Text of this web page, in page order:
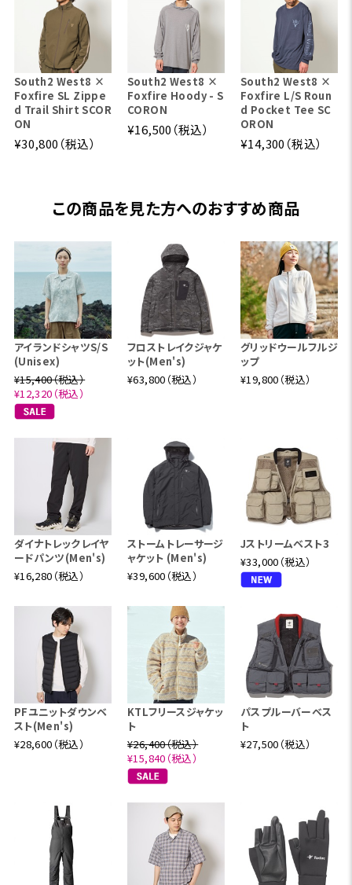
South2 West8 ×
Foxfire SL Zippe
d Trail Shirt SCOR
ON
¥30,800（税込）
South2 West8 ×
Foxfire Hoody - S
CORON
¥16,500（税込）
South2 West8 ×
Foxfire L/S Roun
d Pocket Tee SC
ORON
¥14,300（税込）
この商品を見た方へのおすすめ商品
アイランドシャツS/S
(Unisex)
¥15,400（税込）
¥12,320（税込）
フロストレイクジャケ
ット(Men's)
¥63,800（税込）
グリッドウールフルジ
ップ
¥19,800（税込）
ダイナトレックレイヤ
ードパンツ(Men's)
¥16,280（税込）
ストームトレーサージ
ャケット (Men's)
¥39,600（税込）
Jストリームベスト3
¥33,000（税込）
PFユニットダウンベ
スト(Men's)
¥28,600（税込）
KTLフリースジャケッ
ト
¥26,400（税込）
¥15,840（税込）
パスプルーバーベス
ト
¥27,500（税込）